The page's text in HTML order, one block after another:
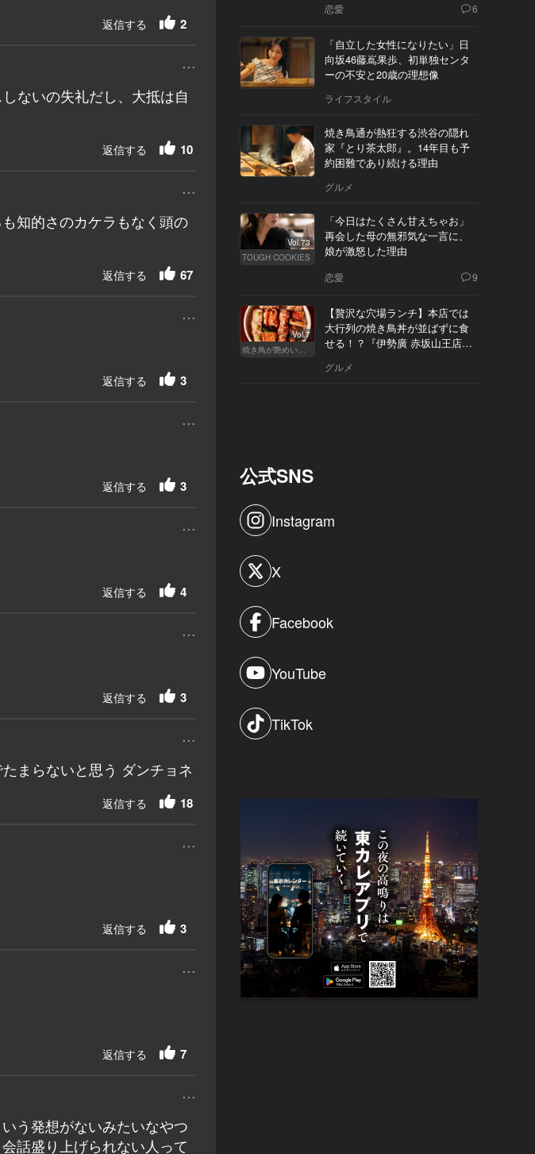
2
返信する
...
ないの失礼だし、大抵は自
10
返信する
...
知的さのカケラもなく頭の
67
返信する
...
3
返信する
...
3
返信する
...
4
返信する
...
3
返信する
...
まらないと思う ダンチョネ
18
返信する
...
3
返信する
...
7
返信する
...
う発想がないみたいなやつ
話盛り上げられない人って
恋愛 6
「自立した女性になりたい」日
向坂46藤嶌果歩、初単独センタ
ーの不安と20歳の理想像
ライフスタイル
焼き鳥通が熱狂する渋谷の隠れ
家『とり茶太郎』。14年目も予
約困難であり続ける理由
グルメ
Vol.73
TOUGH COOKIES
「今日はたくさん甘えちゃお」
再会した母の無邪気な一言に、
娘が激怒した理由
恋愛 9
Vol.7
焼き鳥が艶めいてきた
【贅沢な穴場ランチ】本店では
大行列の焼き鳥丼が並ばずに食
せる！？『伊勢廣 赤坂山王店』
グルメ
公式SNS
Instagram
X
Facebook
YouTube
TikTok